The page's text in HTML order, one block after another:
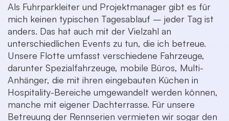
Als Fuhrparkleiter und Projektmanager gibt es für
mich keinen typischen Tagesablauf – jeder Tag ist
anders. Das hat auch mit der Vielzahl an
unterschiedlichen Events zu tun, die ich betreue.
Unsere Flotte umfasst verschiedene Fahrzeuge,
darunter Spezialfahrzeuge, mobile Büros, Multi-
Anhänger, die mit ihren eingebauten Küchen in
Hospitality-Bereiche umgewandelt werden können,
manche mit eigener Dachterrasse. Für unsere
Betreuung der Rennserien vermieten wir sogar den